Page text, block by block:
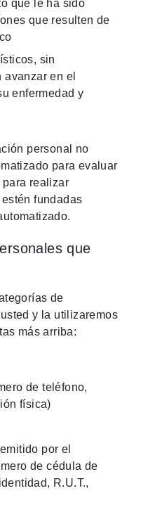
que le ha sido
que resulten de
sin
en el
enfermedad y
personal no
para evaluar
realizar
fundadas
que
de
y la utilizaremos
más arriba:
de teléfono,
física)
por el
de cédula de
R.U.T.,